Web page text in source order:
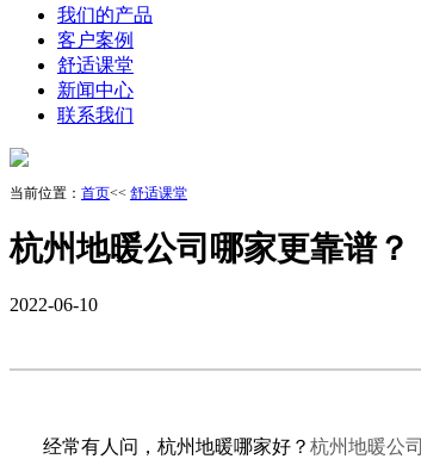
我们的产品
客户案例
舒适课堂
新闻中心
联系我们
当前位置： 首页<< 舒适课堂
杭州地暖公司哪家更靠谱？
2022-06-10
经常有人问，杭州地暖哪家好？ 杭州地暖公司